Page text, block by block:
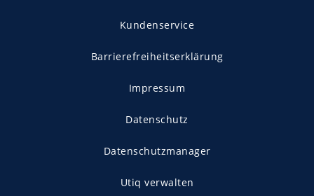
Kundenservice
Barrierefreiheitserklärung
Impressum
Datenschutz
Datenschutzmanager
Utiq verwalten